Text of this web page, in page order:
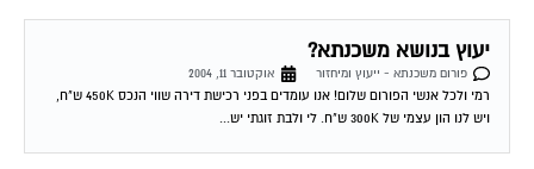
יעוץ בנושא משכנתא?
פורום משכנתא - ייעוץ ומיחזור
ויש לנו הון עצמי של 300K ש"ח. לי ולבת זוגתי יש...